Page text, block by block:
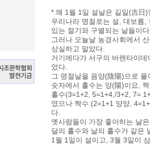
*.왜 1월 1일 설날은 길일(吉日)
우리나라 명절로는 설, 대보름
있는 절기와 구별되는 날들이
그러나 오늘날 농경사회에서
상실하고 말았다.
거기에다가 서구의 바렌타이
었다.
그 명절날을 음양(陰陽)으로
숫자에서 홀수는 양(陽)이요,
홀수(3=1+2, 5=1+4,/3+2, 7=
였으나 짝수.(2=1+1 양양,
다.
옛사람들이 가장 좋아하는 날
달의 홀수와 날의 홀수가 같은
1월 1일이 설이고, 3월 3일이